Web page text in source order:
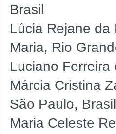
Brasil
Lúcia Rejane da
Maria, Rio
Luciano
Márcia Cristina
São Paulo, Brasil
Maria Celeste